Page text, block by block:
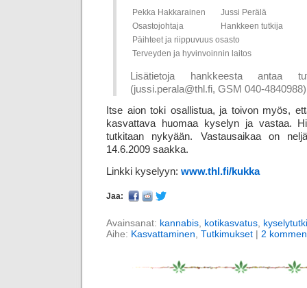
Pekka Hakkarainen
Jussi Perälä
Osastojohtaja
Hankkeen tutkija
Päihteet ja riippuvuus osasto
Terveyden ja hyvinvoinnin laitos
Lisätietoja hankkeesta antaa
(jussi.perala@thl.fi, GSM 040-4840988)
Itse aion toki osallistua, ja toivon myös,
kasvattava huomaa kyselyn ja vastaa.
tutkitaan nykyään. Vastausaikaa on
14.6.2009 saakka.
Linkki kyselyyn: www.thl.fi/kukka
Jaa:
Avainsanat: kannabis kotikasvatus
Aihe: Kasvattaminen Tutkimukset | 2